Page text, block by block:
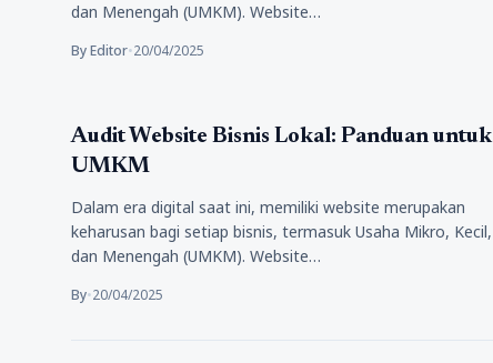
dan Menengah (UMKM). Website…
By Editor•20/04/2025
Tips
Audit Website Bisnis Lokal: Panduan untuk
UMKM
Dalam era digital saat ini, memiliki website merupakan
keharusan bagi setiap bisnis, termasuk Usaha Mikro, Kecil,
dan Menengah (UMKM). Website…
By•20/04/2025